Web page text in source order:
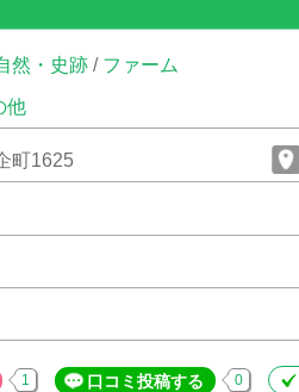
然・史跡 / ファーム
他
町1625
1 口コミ投稿する 0